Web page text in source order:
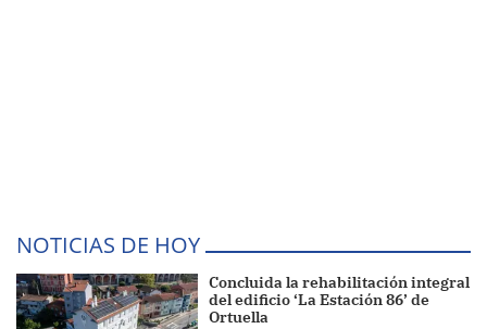
NOTICIAS DE HOY
Concluida la rehabilitación integral
del edificio ‘La Estación 86’ de
Ortuella